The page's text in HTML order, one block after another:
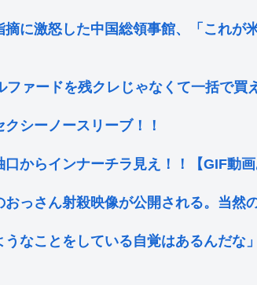
摘に激怒した中国総領事館、「これが
ァードを残クレじゃなくて一括で買
シーノースリーブ！！
からインナーチラ見え！！【GIF動画
おっさん射殺映像が公開される。当然
うなことをしている自覚はあるんだ